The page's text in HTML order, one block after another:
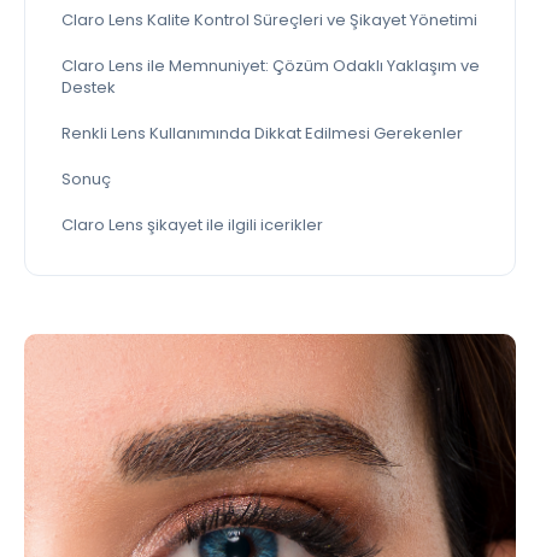
Claro Lens Kalite Kontrol Süreçleri ve Şikayet Yönetimi
Claro Lens ile Memnuniyet: Çözüm Odaklı Yaklaşım ve
Destek
Renkli Lens Kullanımında Dikkat Edilmesi Gerekenler
Sonuç
Claro Lens şikayet ile ilgili icerikler